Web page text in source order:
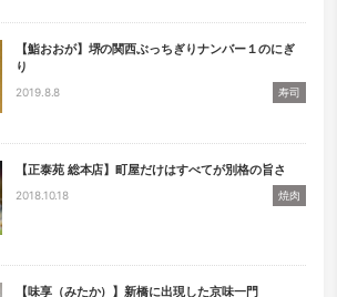
【鮨おおが】堺の関西ぶっちぎりナンバー１のにぎ
り
2019.8.8 寿司
【正泰苑 総本店】町屋だけはすべてが別格の旨さ
2018.10.18 焼肉
【味享（みたか）】新橋に出現した京味一門